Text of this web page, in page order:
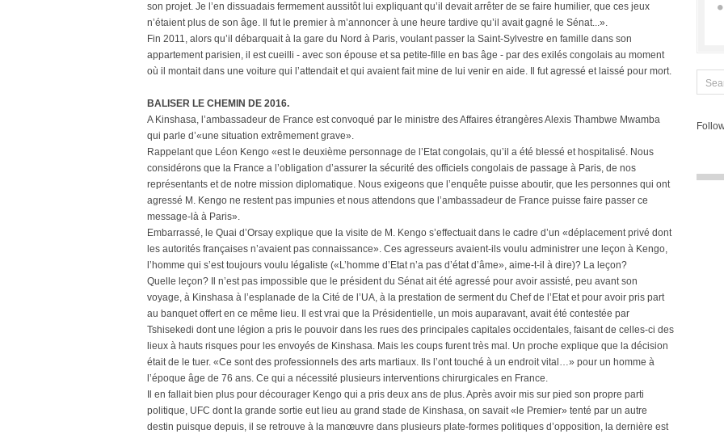
son projet. Je l’en dissuadais fermement aussitôt lui expliquant qu’il devait arrêter de se faire humilier, que ces jeux
n’étaient plus de son âge. Il fut le premier à m’annoncer à une heure tardive qu’il avait gagné le Sénat...».
Fin 2011, alors qu’il débarquait à la gare du Nord à Paris, voulant passer la Saint-Sylvestre en famille dans son
appartement parisien, il est cueilli - avec son épouse et sa petite-fille en bas âge - par des exilés congolais au moment
où il montait dans une voiture qui l’attendait et qui avaient fait mine de lui venir en aide. Il fut agressé et laissé pour mort.
BALISER LE CHEMIN DE 2016.
A Kinshasa, l’ambassadeur de France est convoqué par le ministre des Affaires étrangères Alexis Thambwe Mwamba
qui parle d’«une situation extrêmement grave».
Rappelant que Léon Kengo «est le deuxième personnage de l’Etat congolais, qu’il a été blessé et hospitalisé. Nous
considérons que la France a l’obligation d’assurer la sécurité des officiels congolais de passage à Paris, de nos
représentants et de notre mission diplomatique. Nous exigeons que l’enquête puisse aboutir, que les personnes qui ont
agressé M. Kengo ne restent pas impunies et nous attendons que l’ambassadeur de France puisse faire passer ce
message-là à Paris».
Embarrassé, le Quai d’Orsay explique que la visite de M. Kengo s’effectuait dans le cadre d’un «déplacement privé dont
les autorités françaises n’avaient pas connaissance». Ces agresseurs avaient-ils voulu administrer une leçon à Kengo,
l’homme qui s’est toujours voulu légaliste («L’homme d’Etat n’a pas d’état d’âme», aime-t-il à dire)? La leçon?
Quelle leçon? Il n’est pas impossible que le président du Sénat ait été agressé pour avoir assisté, peu avant son
voyage, à Kinshasa à l’esplanade de la Cité de l’UA, à la prestation de serment du Chef de l’Etat et pour avoir pris part
au banquet offert en ce même lieu. Il est vrai que la Présidentielle, un mois auparavant, avait été contestée par
Tshisekedi dont une légion a pris le pouvoir dans les rues des principales capitales occidentales, faisant de celles-ci des
lieux à hauts risques pour les envoyés de Kinshasa. Mais les coups furent très mal. Un proche explique que la décision
était de le tuer. «Ce sont des professionnels des arts martiaux. Ils l’ont touché à un endroit vital…» pour un homme à
l’époque âge de 76 ans. Ce qui a nécessité plusieurs interventions chirurgicales en France.
Il en fallait bien plus pour décourager Kengo qui a pris deux ans de plus. Après avoir mis sur pied son propre parti
politique, UFC dont la grande sortie eut lieu au grand stade de Kinshasa, on savait «le Premier» tenté par un autre
destin puisque depuis, il se retrouve à la manœuvre dans plusieurs plate-formes politiques d’opposition, la dernière est